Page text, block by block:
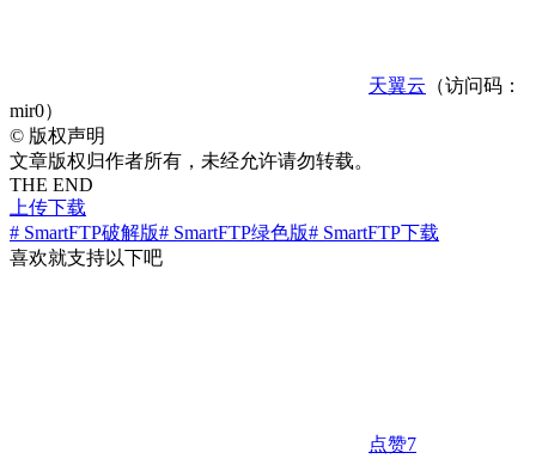
天翼云 （访问码：
mir0）
© 版权声明
文章版权归作者所有，未经允许请勿转载。
THE END
上传下载
# SmartFTP破解版# SmartFTP绿色版# SmartFTP下载
喜欢就支持以下吧
点赞7